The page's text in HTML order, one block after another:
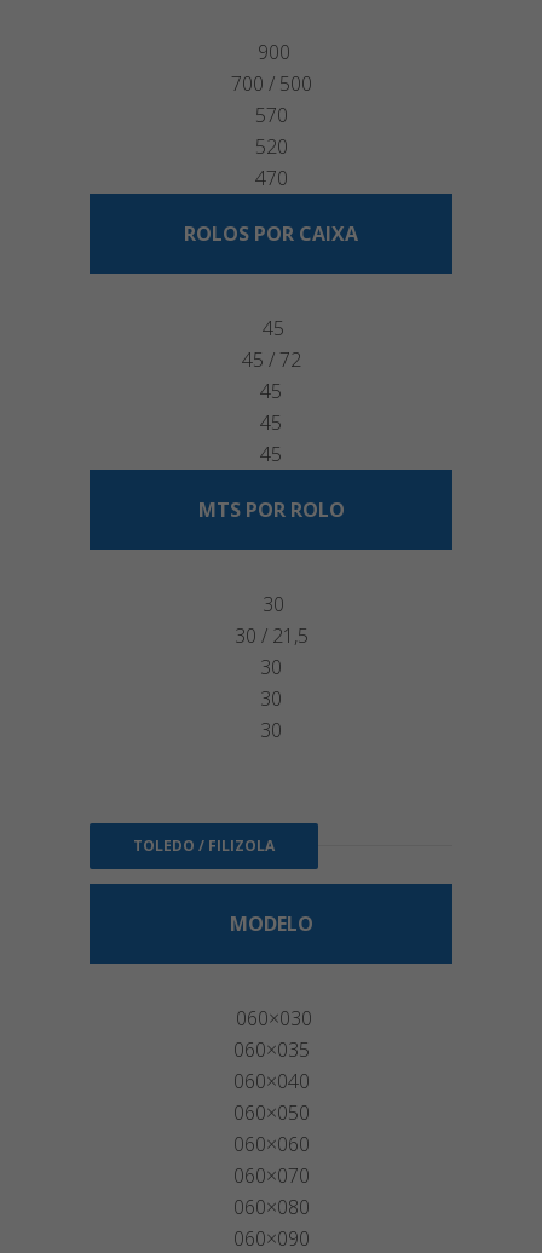
900
700 / 500
570
520
470
ROLOS POR CAIXA
45
45 / 72
45
45
45
MTS POR ROLO
30
30 / 21,5
30
30
30
TOLEDO / FILIZOLA
MODELO
060×030
060×035
060×040
060×050
060×060
060×070
060×080
060×090